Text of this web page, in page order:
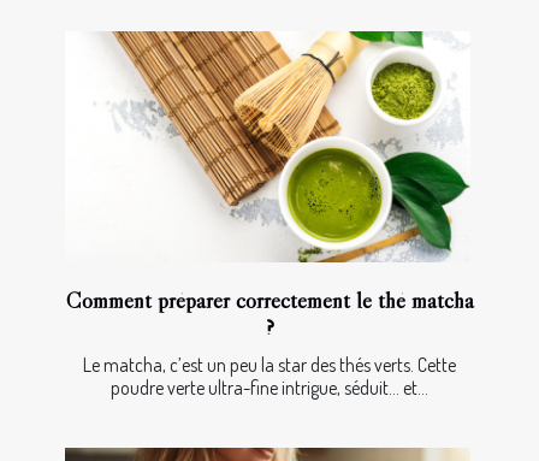
Comment préparer correctement le thé matcha
?
Le matcha, c’est un peu la star des thés verts. Cette
poudre verte ultra-fine intrigue, séduit… et...